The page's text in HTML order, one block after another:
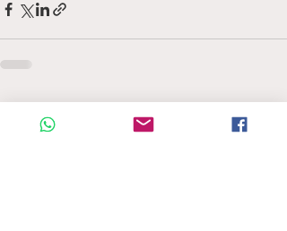
Post recenti